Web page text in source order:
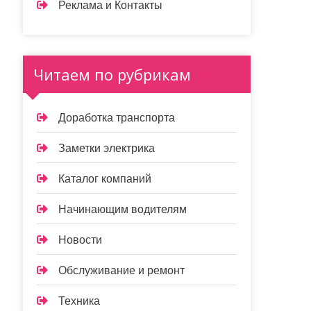
Реклама и Контакты
Читаем по рубрикам
Доработка транспорта
Заметки электрика
Каталог компаний
Начинающим водителям
Новости
Обслуживание и ремонт
Техника